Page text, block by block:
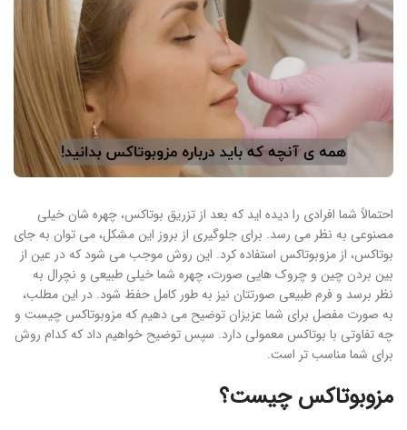
احتمالاً شما افرادی را دیده اید که بعد از تزریق بوتاکس، چهره شان خیلی
مصنوعی به نظر می رسد. برای جلوگیری از بروز این مشکل، می توان به جای
بوتاکس، از مزوبوتاکس استفاده کرد. این روش موجب می شود که در عین از
بین بردن چین و چروک هایی صورت، چهره شما خیلی طبیعی و نچرال به
نظر برسد و فرم طبیعی صورتتان نیز به طور کامل حفظ شود. در این مطلب،
به صورت مفصل برای شما عزیزان توضیح می دهیم که مزوبوتاکس چیست و
چه تفاوتی با بوتاکس معمولی دارد. سپس توضیح خواهیم داد که کدام روش
برای شما مناسب تر است.
مزوبوتاکس چیست؟